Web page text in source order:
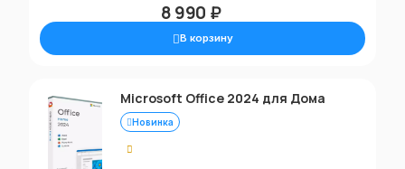
8 990 ₽
В корзину
Microsoft Office 2024 для Дома
Новинка